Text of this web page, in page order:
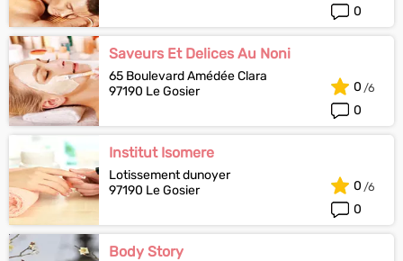
0
Saveurs Et Delices Au Noni
65 Boulevard Amédée Clara
97190 Le Gosier
0
0
Institut Isomere
Lotissement dunoyer
97190 Le Gosier
0
0
Body Story